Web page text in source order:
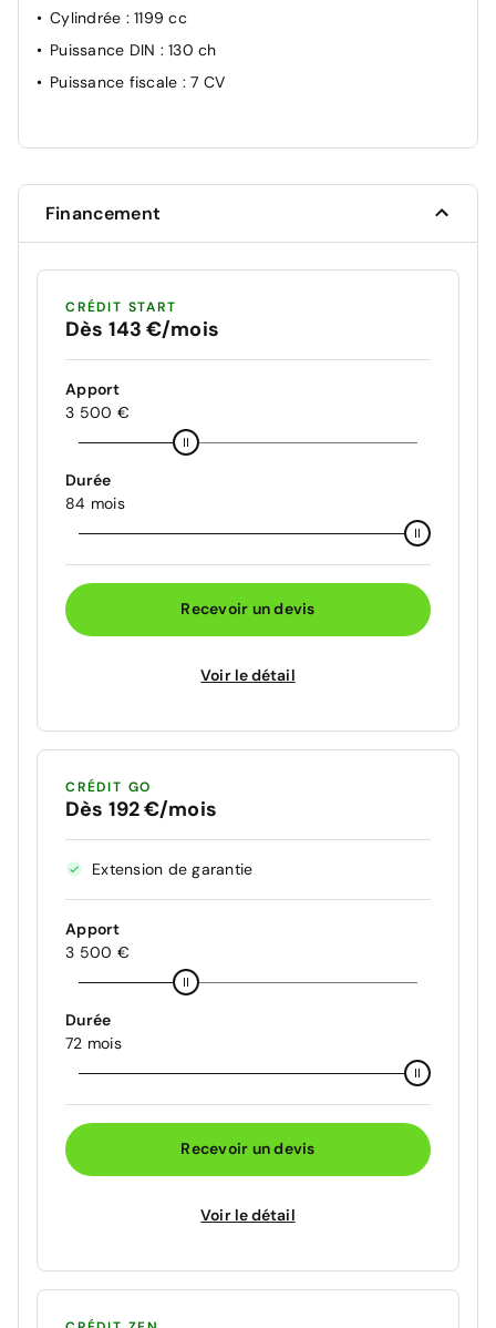
Cylindrée : 1199 cc
Puissance DIN : 130 ch
Puissance fiscale : 7 CV
Financement
CRÉDIT START
Dès 143 €/mois
Apport
3 500 €
Durée
84 mois
Recevoir un devis
Voir le détail
CRÉDIT GO
Dès 192 €/mois
Extension de garantie
Apport
3 500 €
Durée
72 mois
Recevoir un devis
Voir le détail